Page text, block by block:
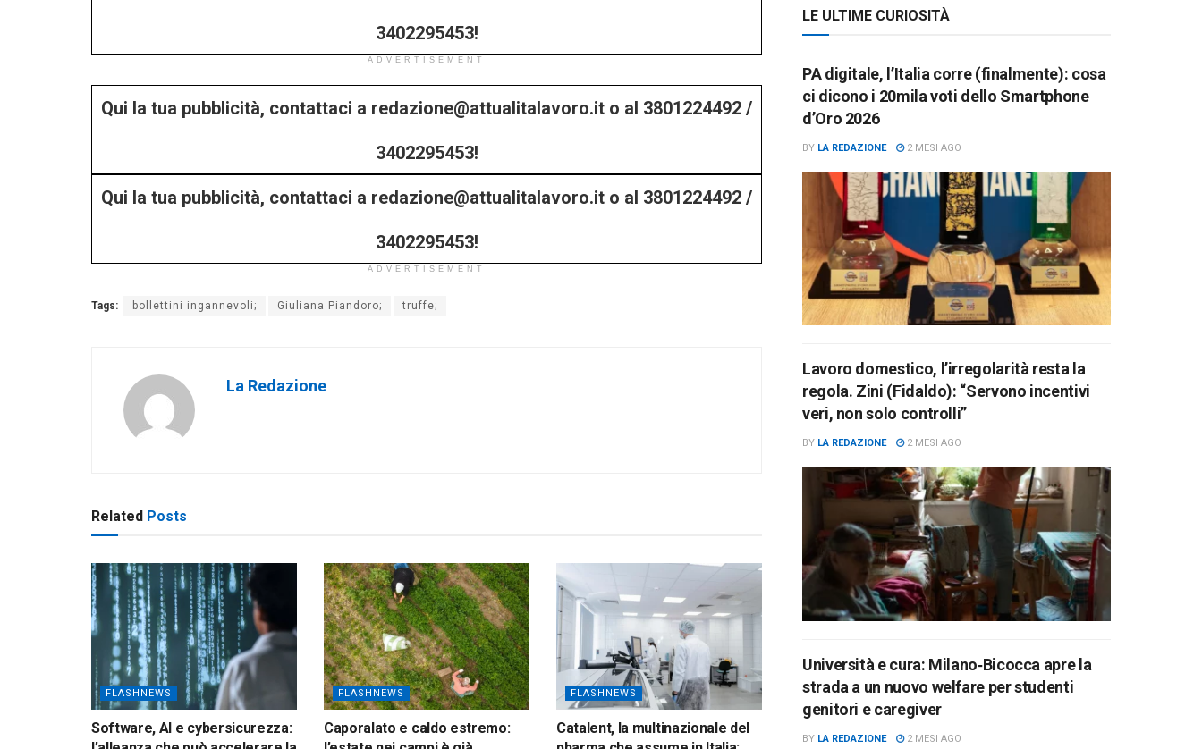
3402295453!
ADVERTISEMENT
Qui la tua pubblicità, contattaci a redazione@attualitalavoro.it o al 3801224492 /
3402295453!
Qui la tua pubblicità, contattaci a redazione@attualitalavoro.it o al 3801224492 /
3402295453!
ADVERTISEMENT
Tags: bollettini ingannevoli; Giuliana Piandoro; truffe;
La Redazione
Related Posts
FLASHNEWS
Software, AI e cybersicurezza:
FLASHNEWS
Caporalato e caldo estremo:
FLASHNEWS
Catalent, la multinazionale del
LE ULTIME CURIOSITÀ
PA digitale, l’Italia corre (finalmente): cosa
ci dicono i 20mila voti dello Smartphone
d’Oro 2026
BY LA REDAZIONE 2 MESI AGO
Lavoro domestico, l’irregolarità resta la
regola. Zini (Fidaldo): “Servono incentivi
veri, non solo controlli”
BY LA REDAZIONE 2 MESI AGO
Università e cura: Milano‑Bicocca apre la
strada a un nuovo welfare per studenti
genitori e caregiver
BY LA REDAZIONE 2 MESI AGO